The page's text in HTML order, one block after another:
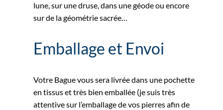
lune, sur une druse, dans une géode ou encore
sur de la géométrie sacrée…
Emballage et Envoi
Votre Bague vous sera livrée dans une pochette
en tissus et très bien emballée (je suis très
attentive sur l’emballage de vos pierres afin de